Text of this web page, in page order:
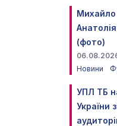
Михайло
(фото)
Новини
УПЛ ТБ
України